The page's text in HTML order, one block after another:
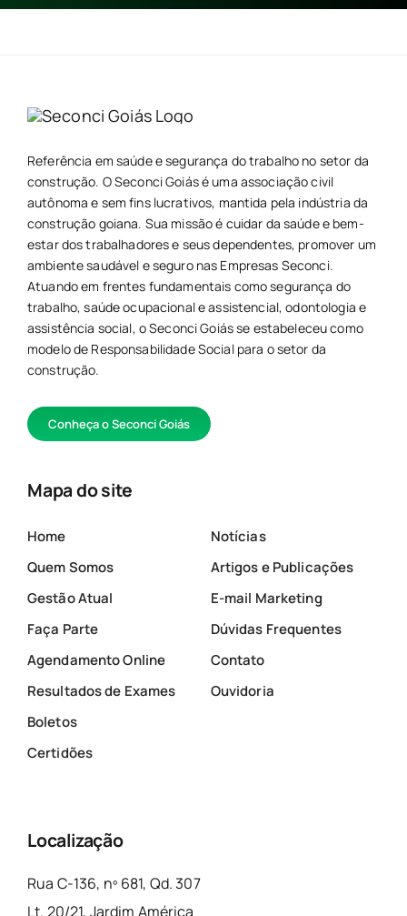
Referência em saúde e segurança do trabalho no setor da
construção. O Seconci Goiás é uma associação civil
autônoma e sem fins lucrativos, mantida pela indústria da
construção goiana. Sua missão é cuidar da saúde e bem-
estar dos trabalhadores e seus dependentes, promover um
ambiente saudável e seguro nas Empresas Seconci.
Atuando em frentes fundamentais como segurança do
trabalho, saúde ocupacional e assistencial, odontologia e
assistência social, o Seconci Goiás se estabeleceu como
modelo de Responsabilidade Social para o setor da
construção.
Conheça o Seconci Goiás
Mapa do site
Home
Quem Somos
Gestão Atual
Faça Parte
Agendamento Online
Resultados de Exames
Boletos
Certidões
Notícias
Artigos e Publicações
E-mail Marketing
Dúvidas Frequentes
Contato
Ouvidoria
Localização
Rua C-136, nº 681, Qd. 307
Lt. 20/21, Jardim América